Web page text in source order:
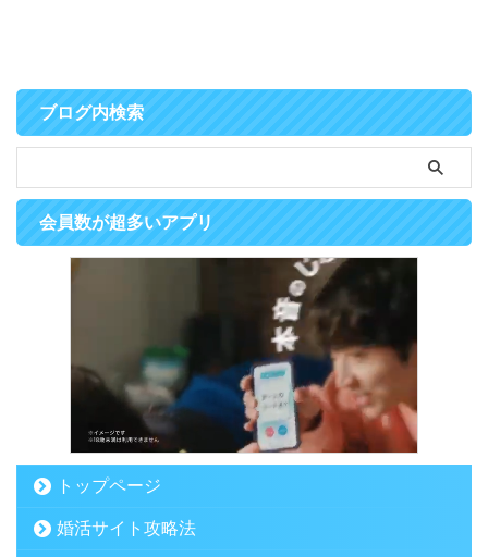
ブログ内検索
会員数が超多いアプリ
トップページ
婚活サイト攻略法